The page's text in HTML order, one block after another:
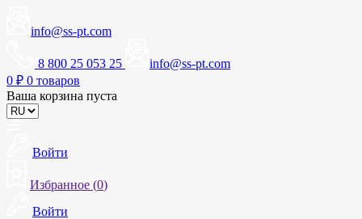
info@ss-pt.com
8 800 25 053 25
info@ss-pt.com
0 ₽ 0 товаров
Ваша корзина пуста
Войти
Избранное (0)
Войти